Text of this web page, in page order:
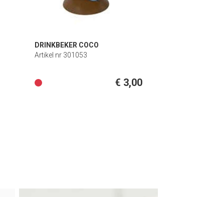
DRINKBEKER COCO
Artikel nr 301053
€ 3,00